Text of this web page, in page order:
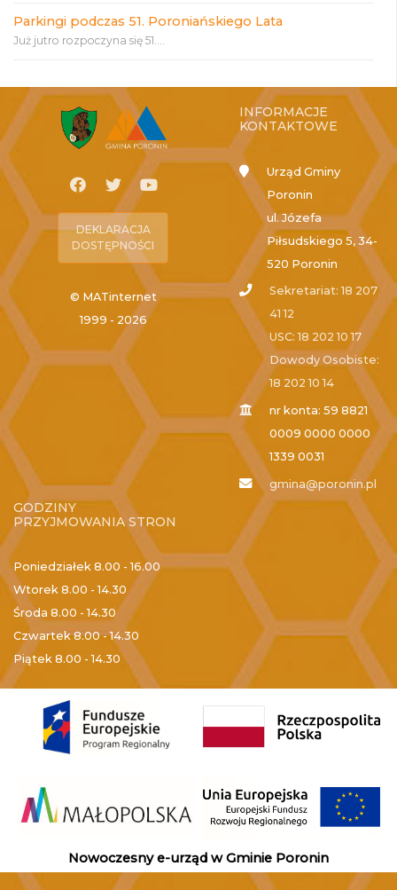
Parkingi podczas 51. Poroniańskiego Lata
Już jutro rozpoczyna się 51....
DEKLARACJA
DOSTĘPNOŚCI
© MATinternet
1999 - 2026
INFORMACJE
KONTAKTOWE
Urząd Gminy
Poronin
ul. Józefa
Piłsudskiego 5, 34-
520 Poronin
Sekretariat: 18 207
41 12
USC: 18 202 10 17
Dowody Osobiste:
18 202 10 14
nr konta: 59 8821
0009 0000 0000
1339 0031
gmina@poronin.pl
GODZINY
PRZYJMOWANIA STRON
Poniedziałek 8.00 - 16.00
Wtorek 8.00 - 14.30
Środa 8.00 - 14.30
Czwartek8.00 - 14.30
Piątek 8.00 - 14.30
Nowoczesny e-urząd w Gminie Poronin